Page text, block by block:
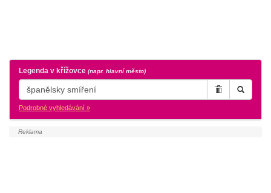
Legenda v křížovce (napr. hlavní město)
Podrobné vyhledávání »